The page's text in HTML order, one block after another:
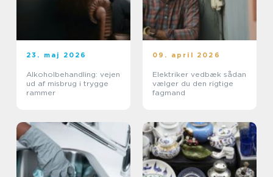
23. maj 2026
Alkoholbehandling: vejen
ud af misbrug i trygge
rammer
09. april 2026
Elektriker vedbæk sådan
vælger du den rigtige
fagmand